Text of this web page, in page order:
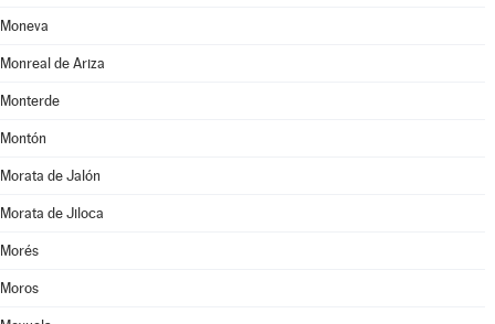
Moneva
Monreal de Ariza
Monterde
Montón
Morata de Jalón
Morata de Jiloca
Morés
Moros